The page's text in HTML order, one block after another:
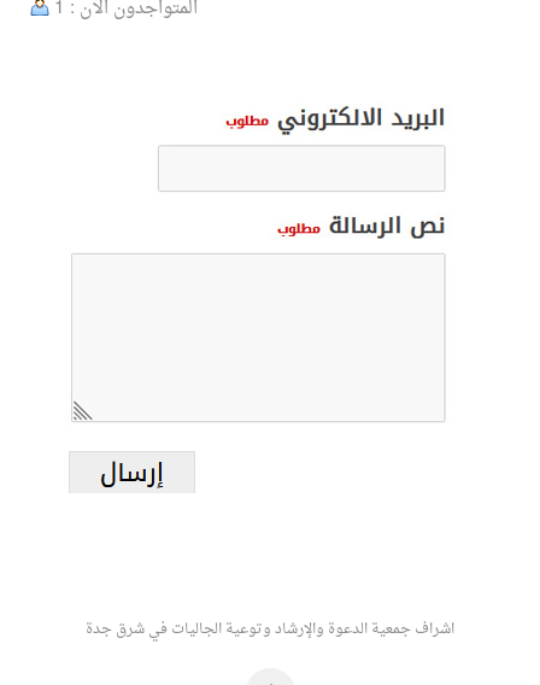
المتواجدون الآن : 1
اشراف جمعية الدعوة والإرشاد وتوعية الجاليات في شرق جدة